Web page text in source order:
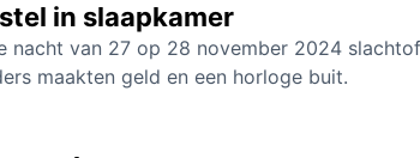
in slaapkamer
nacht van 27 op 28 november 2024
maakten geld en een horloge buit.